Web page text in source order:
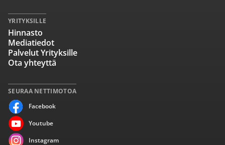
SEURAA NETTIMOTOA
Facebook
Youtube
Instagram
YRITYKSILLE
Hinnasto
Mediatiedot
Palvelut Yrityksille
Ota yhteyttä